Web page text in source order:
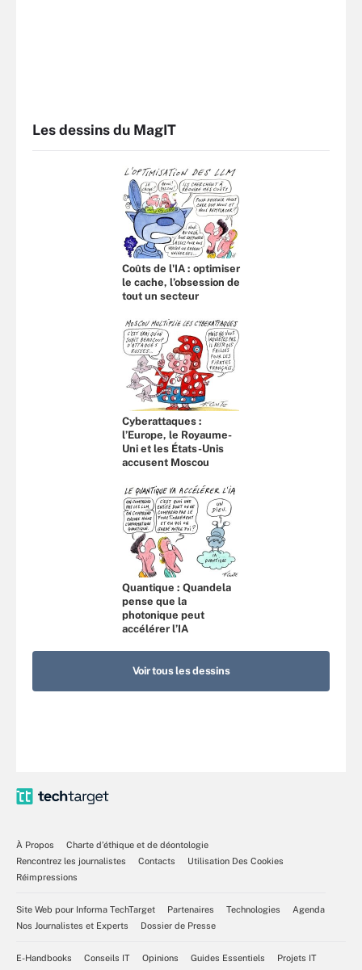
Les dessins du MagIT
Coûts de l'IA : optimiser
le cache, l’obsession de
tout un secteur
Cyberattaques :
l’Europe, le Royaume-
Uni et les États-Unis
accusent Moscou
Quantique : Quandela
pense que la
photonique peut
accélérer l’IA
Voir tous les dessins
À Propos
Charte d’éthique et de déontologie
Rencontrez les journalistes
Contacts
Utilisation Des Cookies
Réimpressions
Site Web pour Informa TechTarget Partenaires Technologies
Agenda
Nos Journalistes et Experts
Dossier de Presse
E-Handbooks Conseils IT Opinions Guides Essentiels Projets IT